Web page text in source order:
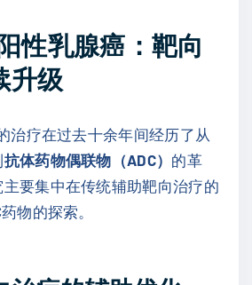
性乳腺癌：靶向
升级
治疗在过去十余年间经历了从
抗体药物偶联物（ADC） 的革
要集中在传统辅助靶向治疗的
物的探索。